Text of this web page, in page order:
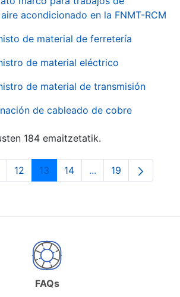
acondicionado en la FNMT-RCM
de material de ferretería
de material eléctrico
de material de transmisión
de cableado de cobre
184 emaitzetatik.
Pages Use TAB to navigate.
Orrialdea
12 Orrialdea
13 Orrialdea
14 ...Intermediate
Orrialdea
19
FAQs